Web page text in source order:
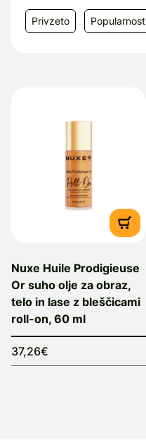
Privzeto Popularnost
Nuxe Huile Prodigieuse
Or suho olje za obraz,
telo in lase z bleščicami
roll-on, 60 ml
37,26€